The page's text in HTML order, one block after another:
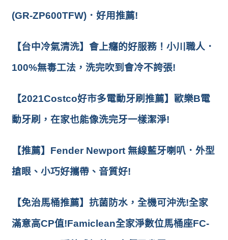
(GR-ZP600TFW)．好用推薦!
【台中冷氣清洗】會上癮的好服務！小川職人．
100%無毒工法，洗完吹到會冷不誇張!
【2021Costco好市多電動牙刷推薦】歐樂B電
動牙刷，在家也能像洗完牙一樣潔淨!
【推薦】Fender Newport 無線藍牙喇叭．外型
搶眼、小巧好攜帶、音質好!
【免治馬桶推薦】抗菌防水，全機可沖洗!全家
滿意高CP值!Famiclean全家淨數位馬桶座FC-